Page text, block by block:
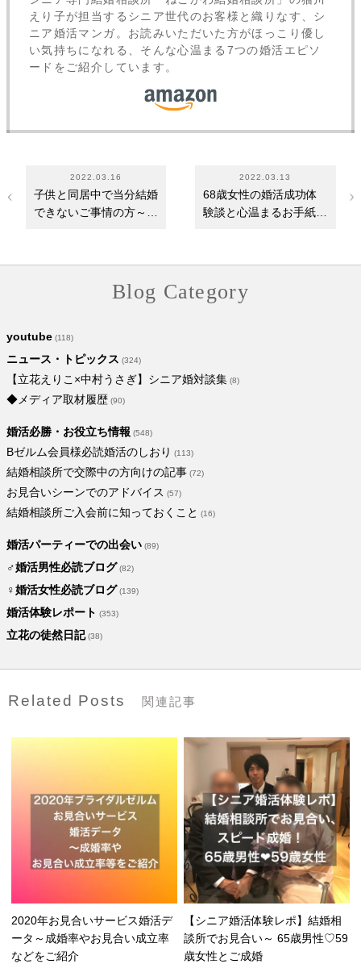
えり子が担当するシニア世代のお客様と織りなす、シ
ニア婚活マンガ。お読みいただいた方がほっこり優し
い気持ちになれる、そんな心温まる7つの婚活エピソ
ードをご紹介しています。
2022.03.16
子供と同居中で当分結婚
できないご事情の方～入
2022.03.13
68歳女性の婚活成功体
験談と心温まるお手紙を
Blog Category
youtube (118)
ニュース・トピックス (324)
【立花えりこ×中村うさぎ】シニア婚対談集 (8)
◆メディア取材履歴 (90)
婚活必勝・お役立ち情報 (548)
Bゼルム会員様必読婚活のしおり (113)
結婚相談所で交際中の方向けの記事 (72)
お見合いシーンでのアドバイス (57)
結婚相談所ご入会前に知っておくこと (16)
婚活パーティーでの出会い (89)
♂婚活男性必読ブログ (82)
♀婚活女性必読ブログ (139)
婚活体験レポート (353)
立花の徒然日記(38)
Related Posts 関連記事
2020年お見合いサービス婚活デ
ータ～成婚率やお見合い成立率
などをご紹介
【シニア婚活体験レポ】結婚相
談所でお見合い～ 65歳男性♡59
歳女性とご成婚